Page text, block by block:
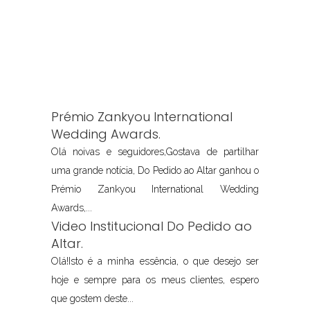
Prémio Zankyou International
Wedding Awards.
Olá noivas e seguidores,Gostava de partilhar
uma grande notícia, Do Pedido ao Altar ganhou o
Prémio Zankyou International Wedding
Awards,...
Video Institucional Do Pedido ao
Altar.
Olá!Isto é a minha essência, o que desejo ser
hoje e sempre para os meus clientes, espero
que gostem deste...